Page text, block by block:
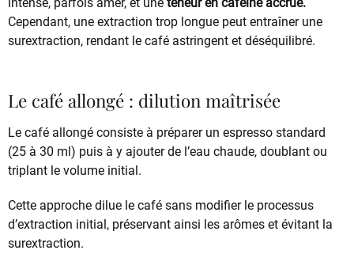
intense, parfois amer, et une teneur en caféine accrue.
Cependant, une extraction trop longue peut entraîner une
surextraction, rendant le café astringent et déséquilibré.
Le café allongé : dilution maîtrisée
Le café allongé consiste à préparer un espresso standard
(25 à 30 ml) puis à y ajouter de l’eau chaude, doublant ou
triplant le volume initial.
Cette approche dilue le café sans modifier le processus
d’extraction initial, préservant ainsi les arômes et évitant la
surextraction.